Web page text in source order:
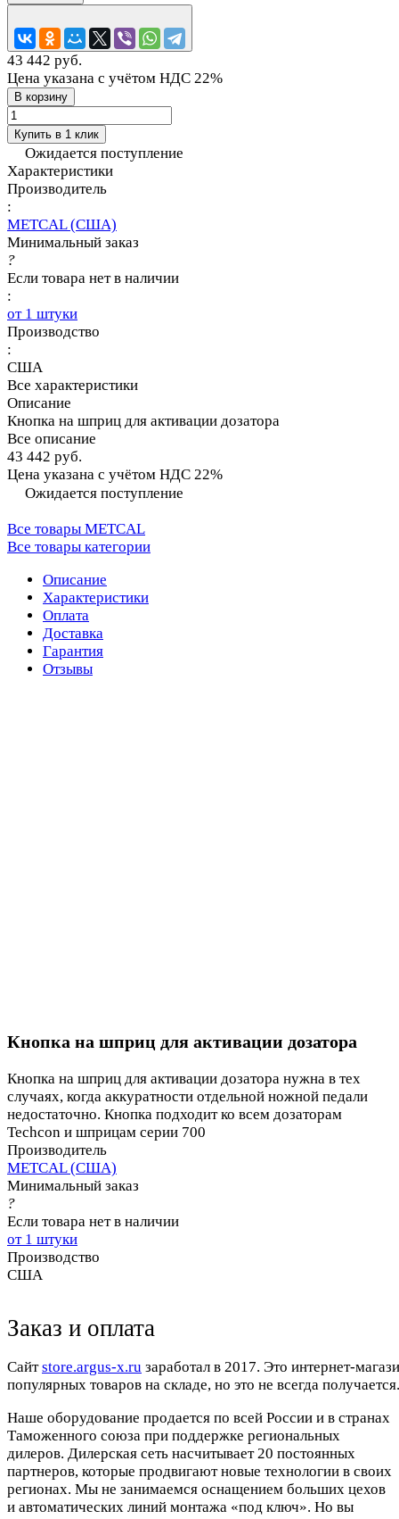
43 442 руб.
Цена указана с учётом НДС 22%
В корзину
Купить в 1 клик
Ожидается поступление
Характеристики
Производитель
:
METCAL (США)
Минимальный заказ
?
Если товара нет в наличии
:
от 1 штуки
Производство
:
США
Все характеристики
Описание
Кнопка на шприц для активации дозатора
Все описание
43 442 руб.
Цена указана с учётом НДС 22%
Ожидается поступление
Все товары METCAL
Все товары категории
Описание
Характеристики
Оплата
Доставка
Гарантия
Отзывы
Кнопка на шприц для активации дозатора
Кнопка на шприц для активации дозатора нужна в тех
случаях, когда аккуратности отдельной ножной педали
недостаточно. Кнопка подходит ко всем дозаторам
Techcon и шприцам серии 700
Производитель
METCAL (США)
Минимальный заказ
?
Если товара нет в наличии
от 1 штуки
Производство
США
Заказ и оплата
Cайтstore.argus-x.ru заработал в 2017. Это интернет-
популярных товаров на складе, но это не всегда
Наше оборудование продается по всей России и в странах
Таможенного союза при поддержке региональных
дилеров. Дилерская сеть насчитывает 20 постоянных
партнеров, которые продвигают новые технологии в своих
регионах. Мы не занимаемся оснащением больших цехов
и автоматических линий монтажа «под ключ». Но вы